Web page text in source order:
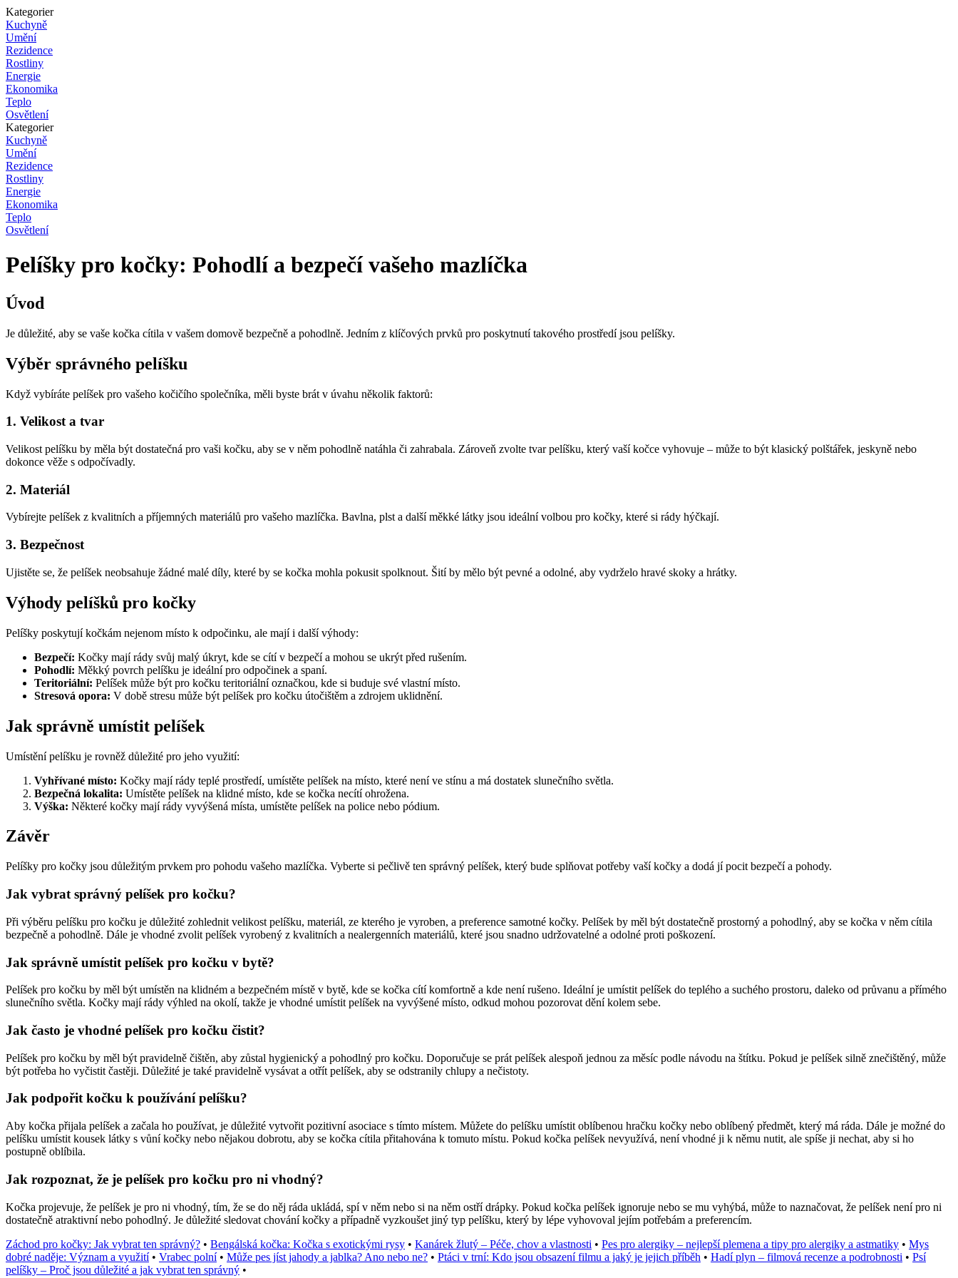
Kategorier
Kuchyně
Umění
Rezidence
Rostliny
Energie
Ekonomika
Teplo
Osvětlení
Kategorier
Kuchyně
Umění
Rezidence
Rostliny
Energie
Ekonomika
Teplo
Osvětlení
Pelíšky pro kočky: Pohodlí a bezpečí vašeho mazlíčka
Úvod
Je důležité, aby se vaše kočka cítila v vašem domově bezpečně a pohodlně. Jedním z klíčových prvků pro poskytnutí takového prostředí jsou pelíšky.
Výběr správného pelíšku
Když vybíráte pelíšek pro vašeho kočičího společníka, měli byste brát v úvahu několik faktorů:
1. Velikost a tvar
Velikost pelíšku by měla být dostatečná pro vaši kočku, aby se v něm pohodlně natáhla či zahrabala. Zároveň zvolte tvar pelíšku, který vaší kočce vyhovuje – může to být klasický polštářek, jeskyně nebo
dokonce věže s odpočívadly.
2. Materiál
Vybírejte pelíšek z kvalitních a příjemných materiálů pro vašeho mazlíčka. Bavlna, plst a další měkké látky jsou ideální volbou pro kočky, které si rády hýčkají.
3. Bezpečnost
Ujistěte se, že pelíšek neobsahuje žádné malé díly, které by se kočka mohla pokusit spolknout. Šití by mělo být pevné a odolné, aby vydrželo hravé skoky a hrátky.
Výhody pelíšků pro kočky
Pelíšky poskytují kočkám nejenom místo k odpočinku, ale mají i další výhody:
Bezpečí: Kočky mají rády svůj malý úkryt, kde se cítí v bezpečí a mohou se ukrýt před rušením.
Pohodlí: Měkký povrch pelíšku je ideální pro odpočinek a spaní.
Teritoriální: Pelíšek může být pro kočku teritoriální označkou, kde si buduje své vlastní místo.
Stresová opora: V době stresu může být pelíšek pro kočku útočištěm a zdrojem uklidnění.
Jak správně umístit pelíšek
Umístění pelíšku je rovněž důležité pro jeho využití:
Vyhřívané místo: Kočky mají rády teplé prostředí, umístěte pelíšek na místo, které není ve stínu a má dostatek slunečního světla.
Bezpečná lokalita: Umístěte pelíšek na klidné místo, kde se kočka necítí ohrožena.
Výška: Některé kočky mají rády vyvýšená místa, umístěte pelíšek na police nebo pódium.
Závěr
Pelíšky pro kočky jsou důležitým prvkem pro pohodu vašeho mazlíčka. Vyberte si pečlivě ten správný pelíšek, který bude splňovat potřeby vaší kočky a dodá jí pocit bezpečí a pohody.
Jak vybrat správný pelíšek pro kočku?
Při výběru pelíšku pro kočku je důležité zohlednit velikost pelíšku, materiál, ze kterého je vyroben, a preference samotné kočky. Pelíšek by měl být dostatečně prostorný a pohodlný, aby se kočka v něm cítila
bezpečně a pohodlně. Dále je vhodné zvolit pelíšek vyrobený z kvalitních a nealergenních materiálů, které jsou snadno udržovatelné a odolné proti poškození.
Jak správně umístit pelíšek pro kočku v bytě?
Pelíšek pro kočku by měl být umístěn na klidném a bezpečném místě v bytě, kde se kočka cítí komfortně a kde není rušeno. Ideální je umístit pelíšek do teplého a suchého prostoru, daleko od průvanu a přímého
slunečního světla. Kočky mají rády výhled na okolí, takže je vhodné umístit pelíšek na vyvýšené místo, odkud mohou pozorovat dění kolem sebe.
Jak často je vhodné pelíšek pro kočku čistit?
Pelíšek pro kočku by měl být pravidelně čištěn, aby zůstal hygienický a pohodlný pro kočku. Doporučuje se prát pelíšek alespoň jednou za měsíc podle návodu na štítku. Pokud je pelíšek silně znečištěný, může
být potřeba ho vyčistit častěji. Důležité je také pravidelně vysávat a otřít pelíšek, aby se odstranily chlupy a nečistoty.
Jak podpořit kočku k používání pelíšku?
Aby kočka přijala pelíšek a začala ho používat, je důležité vytvořit pozitivní asociace s tímto místem. Můžete do pelíšku umístit oblíbenou hračku kočky nebo oblíbený předmět, který má ráda. Dále je možné do
pelíšku umístit kousek látky s vůní kočky nebo nějakou dobrotu, aby se kočka cítila přitahována k tomuto místu. Pokud kočka pelíšek nevyužívá, není vhodné ji k němu nutit, ale spíše ji nechat, aby si ho
postupně oblíbila.
Jak rozpoznat, že je pelíšek pro kočku pro ni vhodný?
Kočka projevuje, že pelíšek je pro ni vhodný, tím, že se do něj ráda ukládá, spí v něm nebo si na něm ostří drápky. Pokud kočka pelíšek ignoruje nebo se mu vyhýbá, může to naznačovat, že pelíšek není pro ni
dostatečně atraktivní nebo pohodlný. Je důležité sledovat chování kočky a případně vyzkoušet jiný typ pelíšku, který by lépe vyhovoval jejím potřebám a preferencím.
Záchod pro kočky: Jak vybrat ten správný? • Bengálská kočka: Kočka s exotickými rysy • Kanárek žlutý – Péče, chov a vlastnosti • Pes pro alergiky – nejlepší plemena a tipy pro alergiky a astmatiky • Mys
dobré naděje: Význam a využití• Vrabec polní• Může pes jíst jahody a jablka? Ano nebo ne? • Ptáci v trní: Kdo jsou obsazení filmu a jaký je jejich příběh • Hadí plyn – filmová recenze a podrobnosti • Psí
pelíšky – Proč jsou důležité a jak vybrat ten správný •